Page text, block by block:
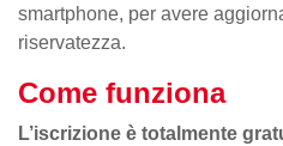
smartphone, per avere
riservatezza.
Come funziona
L’iscrizione è totalmente